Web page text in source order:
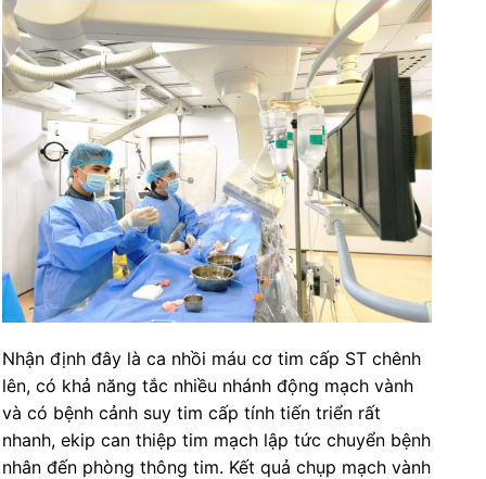
Nhận định đây là ca nhồi máu cơ tim cấp ST chênh
lên, có khả năng tắc nhiều nhánh động mạch vành
và có bệnh cảnh suy tim cấp tính tiến triển rất
nhanh, ekip can thiệp tim mạch lập tức chuyển bệnh
nhân đến phòng thông tim. Kết quả chụp mạch vành